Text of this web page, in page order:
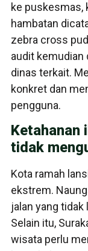
ke puskesmas,
hambatan
zebra cross
audit
dinas terkait.
konkret dan
pengguna.
Ketahanan
tidak
Kota ramah
ekstrem.
jalan yang
Selain itu,
wisata perlu